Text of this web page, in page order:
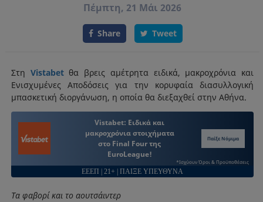
Πέμπτη, 21 Μάι 2026
Share Tweet
Στη Vistabetθα βρεις αμέτρητα ειδικά, μακροχρόνια και
Ενισχυμένες Αποδόσεις για την κορυφαία διασυλλογική
μπασκετική διοργάνωση, η οποία θα διεξαχθεί στην Αθήνα.
Vistabet: Ειδικά και
μακροχρόνια στοιχήματα
στο Final Four της
EuroLeague!
Παίξε Νόμιμα
*Ισχύουν Όροι & Προϋποθέσεις
ΕΕΕΠ | 21+ | ΠΑΙΞΕ ΥΠΕΥΘΥΝΑ
Τα φαβορί και το αουτσάιντερ